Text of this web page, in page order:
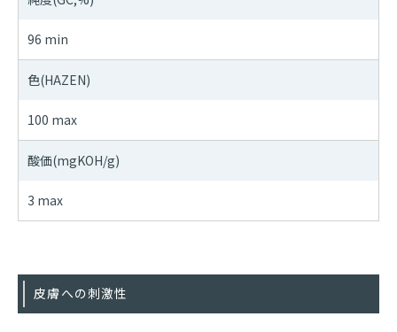
96 min
色(HAZEN)
100 max
酸価(mgKOH/g)
3 max
皮膚への刺激性